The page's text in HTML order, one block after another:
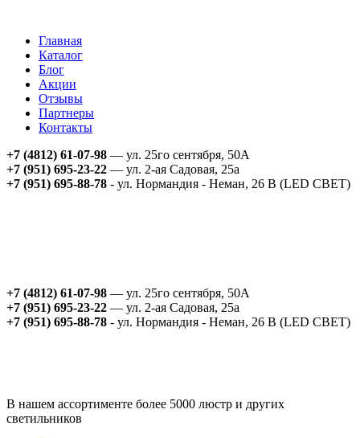
Главная
Каталог
Блог
Акции
Отзывы
Партнеры
Контакты
+7 (4812) 61-07-98 — ул. 25го сентября, 50А
+7 (951) 695-23-22 — ул. 2-ая Садовая, 25а
+7 (951) 695-88-78 - ул. Нормандия - Неман, 26 В (LED СВЕТ)
+7 (4812) 61-07-98 — ул. 25го сентября, 50А
+7 (951) 695-23-22 — ул. 2-ая Садовая, 25а
+7 (951) 695-88-78 - ул. Нормандия - Неман, 26 В (LED СВЕТ)
В нашем ассортименте более 5000 люстр и других
светильников